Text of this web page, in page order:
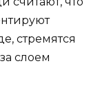
стремятся
слоем